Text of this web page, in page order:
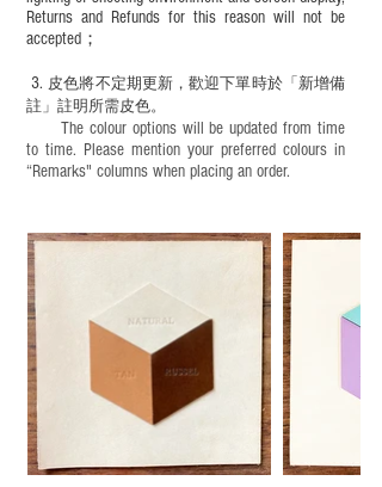
Returns and Refunds for this reason will not be
accepted；
3. 皮色將不定期更新，歡迎下單時於「新增備
註」註明 所需皮色。
The colour options will be updated from time
to time. Please mention your preferred colours in
“Remarks" columns when placing an order.